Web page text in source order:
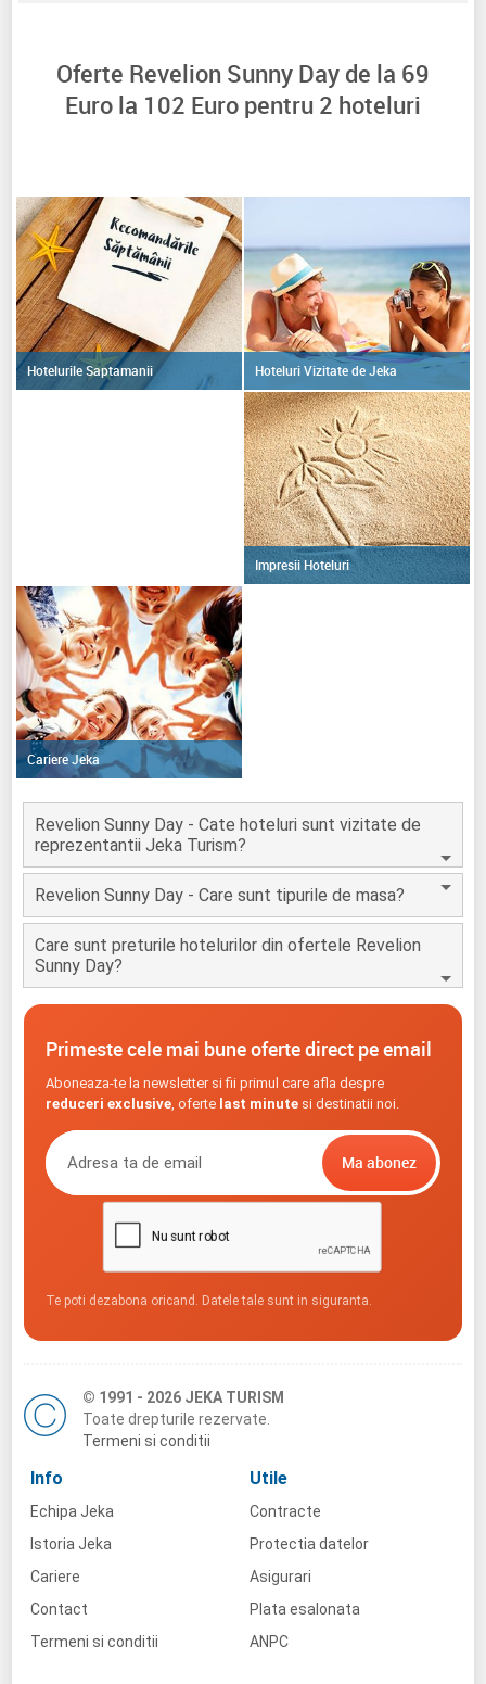
Oferte Revelion Sunny Day de la 69
Euro la 102 Euro pentru 2 hoteluri
Hotelurile Saptamanii Hoteluri Vizitate de Jeka
Impresii Hoteluri
Cariere Jeka
Revelion Sunny Day - Cate hoteluri sunt vizitate de
reprezentantii Jeka Turism?
Revelion Sunny Day - Care sunt tipurile de masa?
Care sunt preturile hotelurilor din ofertele Revelion
Sunny Day?
Primeste cele mai bune oferte direct pe email
Aboneaza-te la newsletter si fii primul care afla despre
reduceri exclusive, oferte last minutesi destinatii noi.
Te poti dezabona oricand. Datele tale sunt in siguranta.
© 1991 - 2026 JEKA TURISM
Toate drepturile rezervate.
Termeni si conditii
Info
Echipa Jeka
Istoria Jeka
Cariere
Contact
Termeni si conditii
Utile
Contracte
Protectia datelor
Asigurari
Plata esalonata
ANPC